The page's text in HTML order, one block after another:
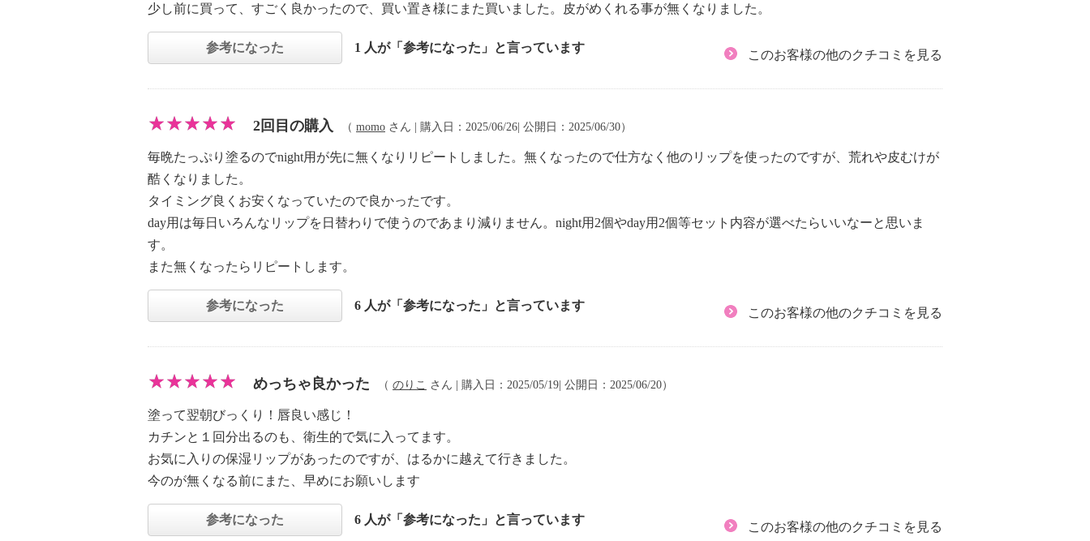
少し前に買って、すごく良かったので、買い置き様にまた買いました。皮がめくれる事が無くなりました。
参考になった 1 人が「参考になった」と言っています
このお客様の他のクチコミを見る
2回目の購入 （ momo さん | 購入日：2025/06/26| 公開日：2025/06/30）
毎晩たっぷり塗るのでnight用が先に無くなりリピートしました。無くなったので仕方なく他のリップを使ったのですが、荒れや皮むけが
酷くなりました。
タイミング良くお安くなっていたので良かったです。
day用は毎日いろんなリップを日替わりで使うのであまり減りません。night用2個やday用2個等セット内容が選べたらいいなーと思いま
す。
また無くなったらリピートします。
参考になった 6 人が「参考になった」と言っています
このお客様の他のクチコミを見る
めっちゃ良かった （ のりこ さん | 購入日：2025/05/19| 公開日：2025/06/20）
塗って翌朝びっくり！唇良い感じ！
カチンと１回分出るのも、衛生的で気に入ってます。
お気に入りの保湿リップがあったのですが、はるかに越えて行きました。
今のが無くなる前にまた、早めにお願いします
参考になった 6 人が「参考になった」と言っています
このお客様の他のクチコミを見る